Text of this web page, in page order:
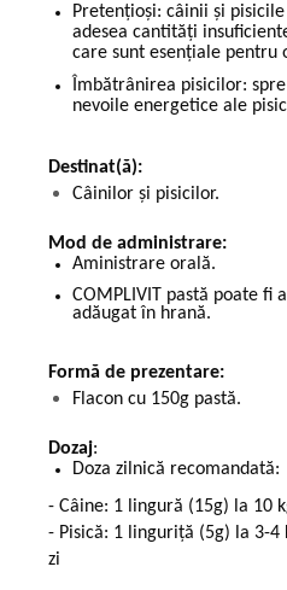
Pretențioși: câinii și
adesea cantități
care sunt esențiale pentru
Îmbătrânirea pisicilor:
nevoile energetice ale
Destinat(ă):
Câinilor și pisicilor.
Mod de administrare:
Aministrare orală.
COMPLIVIT pastă poate fi
adăugat în hrană.
Formă de prezentare:
Flacon cu 150g pastă.
Dozaj:
Doza zilnică recomandată:
- Câine: 1 lingură (15g) la 10
- Pisică: 1 linguriță (5g) la 3-
zi